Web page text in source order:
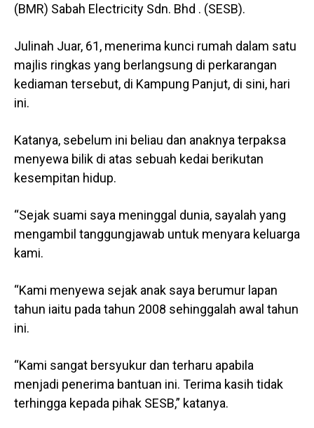
(BMR) Sabah Electricity Sdn. Bhd . (SESB).
Julinah Juar, 61, menerima kunci rumah dalam satu
majlis ringkas yang berlangsung di perkarangan
kediaman tersebut, di Kampung Panjut, di sini, hari
ini.
Katanya, sebelum ini beliau dan anaknya terpaksa
menyewa bilik di atas sebuah kedai berikutan
kesempitan hidup.
“Sejak suami saya meninggal dunia, sayalah yang
mengambil tanggungjawab untuk menyara keluarga
kami.
“Kami menyewa sejak anak saya berumur lapan
tahun iaitu pada tahun 2008 sehinggalah awal tahun
ini.
“Kami sangat bersyukur dan terharu apabila
menjadi penerima bantuan ini. Terima kasih tidak
terhingga kepada pihak SESB,” katanya.